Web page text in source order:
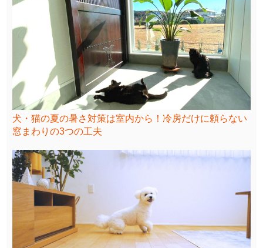
犬・猫の夏の暑さ対策は室内から！冷房だけに頼らない
窓まわりの3つの工夫